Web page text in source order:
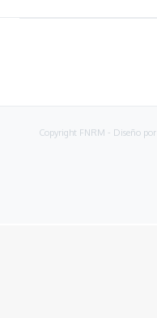
Copyright FNRM - Diseño por